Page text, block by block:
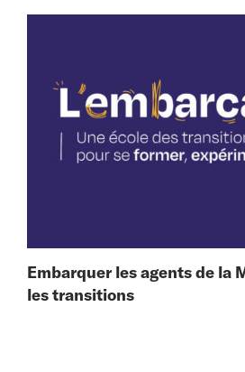
Embarquer les agents de la
les transitions